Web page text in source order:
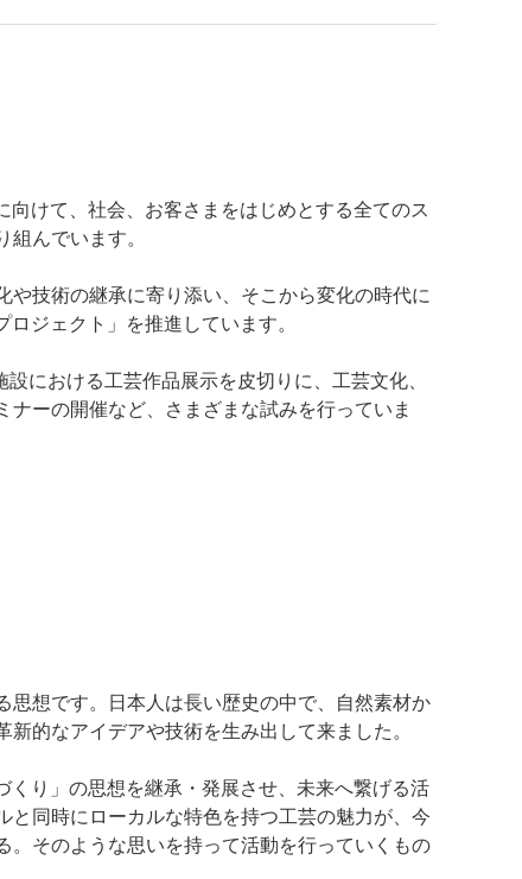
けて、社会、お客さまをはじめとする全てのス
んでいます。
技術の継承に寄り添い、そこから変化の時代に
ジェクト」を推進しています。
における工芸作品展示を皮切りに、工芸文化、
ーの開催など、さまざまな試みを行っていま
思想です。日本人は長い歴史の中で、自然素材か
的なアイデアや技術を生み出して来ました。
くり」の思想を継承・発展させ、未来へ繋げる活
同時にローカルな特色を持つ工芸の魅力が、今
。そのような思いを持って活動を行っていくもの